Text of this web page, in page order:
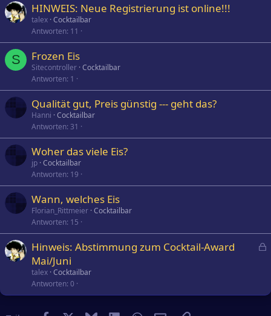
HINWEIS: Neue Registrierung ist online!!!
talex Cocktailbar
Antworten 11
S Frozen Eis
Sitecontroller Cocktailbar
Antworten 1
Qualität gut, Preis günstig --- geht das?
Hanni Cocktailbar
Antworten 31
Woher das viele Eis?
jp Cocktailbar
Antworten 19
Wann, welches Eis
Florian_Rittmeier Cocktailbar
Antworten 15
e
Hinweis: Abstimmung zum Cocktail-Award
Mai/Juni
talex Cocktailbar
Antworten 0